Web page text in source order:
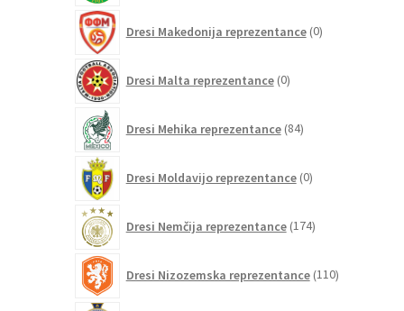
Dresi Makedonija reprezentance 0izdelkov
Dresi Malta reprezentance 0izdelkov
Dresi Mehika reprezentance 84izdelkov
Dresi Moldavijo reprezentance 0izdelkov
Dresi Nemčija reprezentance 174izdelkov
Dresi Nizozemska reprezentance 110izdelkov